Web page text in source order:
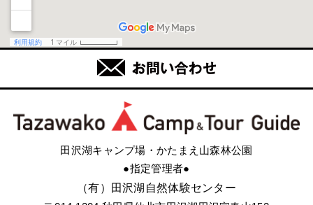
田沢湖キャンプ場・かたまえ山森林公園
●指定管理者●
（有）田沢湖自然体験センター